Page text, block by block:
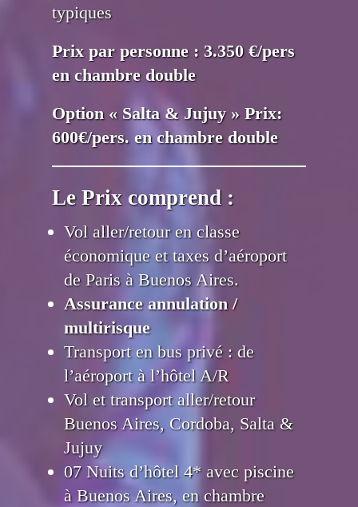
typiques
Prix par personne : 3.350 €/pers
en chambre double
Option « Salta & Jujuy » Prix:
600€/pers. en chambre double
Le Prix comprend :
Vol aller/retour en classe
économique et taxes d’aéroport
de Paris à Buenos Aires.
Assurance annulation /
multirisque
Transport en bus privé : de
l’aéroport à l’hôtel A/R
Vol et transport aller/retour
Buenos Aires, Cordoba, Salta &
Jujuy
07 Nuits d’hôtel 4* avec piscine
à Buenos Aires, en chambre